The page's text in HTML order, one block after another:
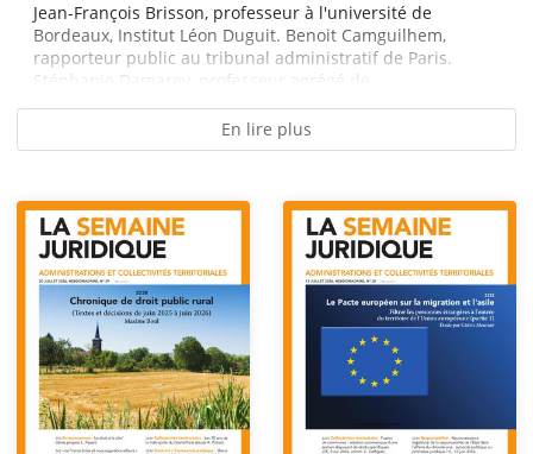
Jean-François Brisson, professeur à l'université de
Bordeaux, Institut Léon Duguit. Benoit Camguilhem,
rapporteur public au tribunal administratif de Paris.
Stéphanie Damarey, professeur agrégé de...
En lire plus